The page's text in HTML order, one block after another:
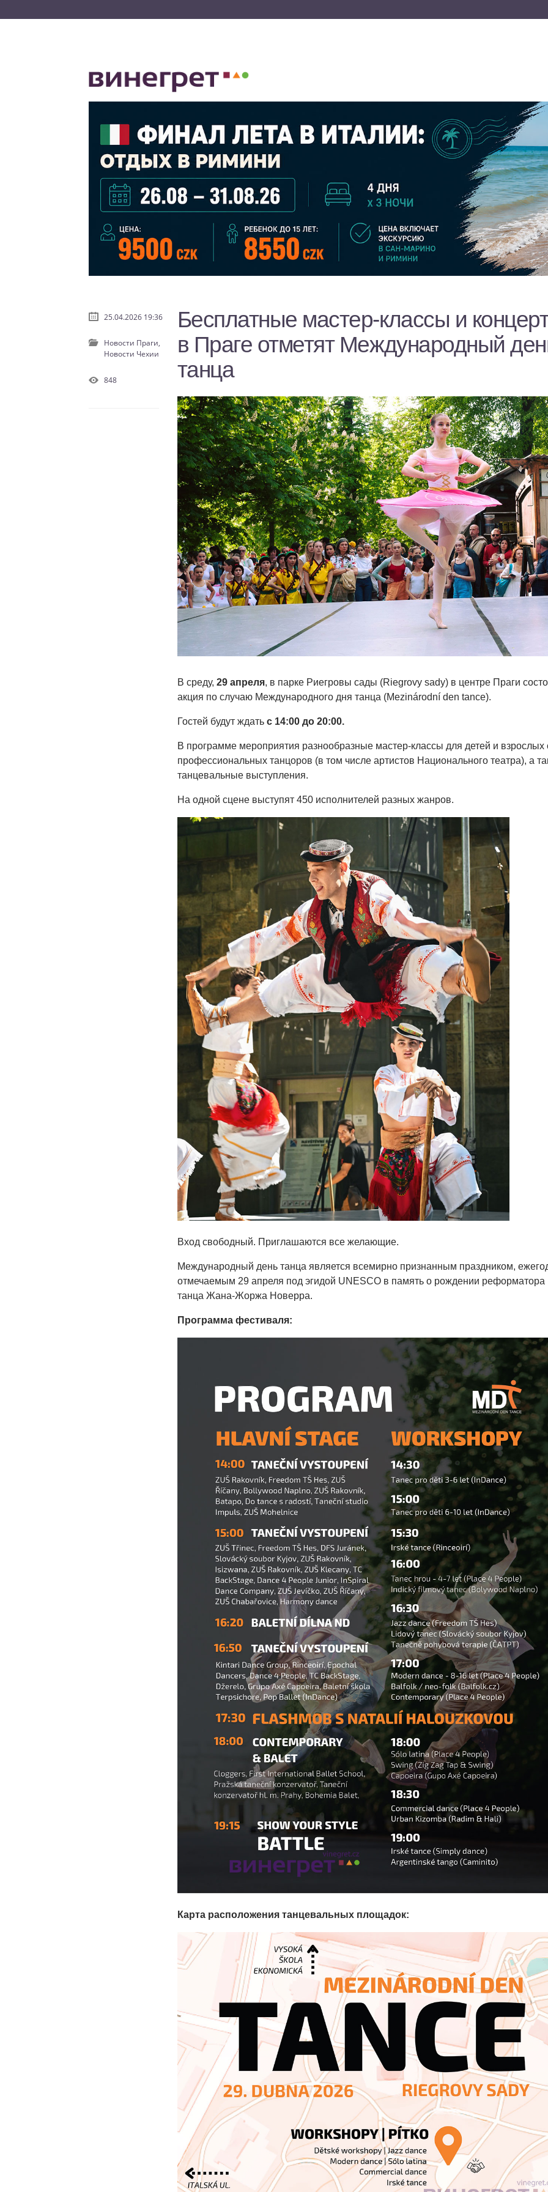
Бесплатные мастер-классы и
в Праге отметят Международный
танца
В среду, 29 апреля, в парке Риегровы сады (Riegrovy sady)в центре Праги
акция по случаю Международного дня танца (Mezinárodní den tance).
Гостей будут ждать с 14:00 до 20:00.
В программе мероприятия разнообразные мастер-классы для детей и взрослых
профессиональных танцоров (в том числе артистов Национального театра), а
танцевальные выступления.
На одной сцене выступят 450 исполнителей разных жанров.
Вход свободный. Приглашаются все желающие.
Международный день танца является всемирно признанным праздником,
отмечаемым 29 апреля под эгидой UNESCO в память о рождении реформатора
танца Жана-Жоржа Новерра.
Программа фестиваля:
Карта расположения танцевальных площадок:
25.04.2026 19:36
Новости Праги,
Новости Чехии
848